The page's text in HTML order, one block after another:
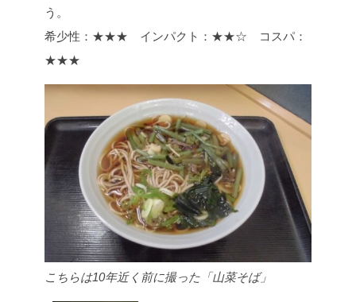
う。
希少性：★★★ インパクト：★★☆ コスパ：
★★★
こちらは10年近く前に撮った「山菜そば」